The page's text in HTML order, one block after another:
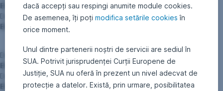
ESPA BOND DOLLAR-CORPORATE
Denumire nouă:
ESPA BOND DOLLAR CORPORATE
Denumire veche:
ESPA BOND USA-CORPORATE
Denumire nouă:
ESPA BOND USA CORPORATE
dacă accepți sau respingi anumite module cookies.
De asemenea, îți poți modifica setările cookies în
orice moment.
Unul dintre partenerii noștri de servicii are sediul în
SUA. Potrivit jurisprudenței Curții Europene de
Justiție, SUA nu oferă în prezent un nivel adecvat de
protecție a datelor. Există, prin urmare, posibilitatea